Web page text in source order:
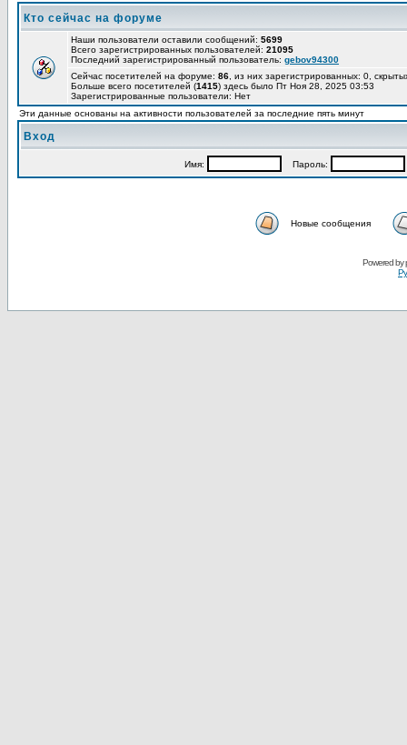
Кто сейчас на форуме
Наши пользователи оставили сообщений: 5699
Всего зарегистрированных пользователей: 21095
Последний зарегистрированный пользователь: gebov94300
Сейчас посетителей на форуме: 86 , из них зарегистрированных: 0,
Больше всего посетителей (1415) здесь было Пт Ноя 28, 2025 03:53
Зарегистрированные пользователи: Нет
Эти данные основаны на активности пользователей за последние пять минут
Вход
Имя: Пароль:
Новые сообщения
Powered by